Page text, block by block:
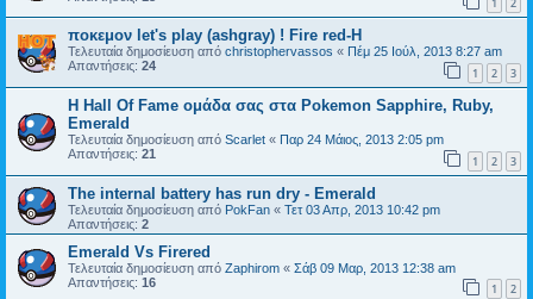
1 2
ποκεμον let's play (ashgray) ! Fire red-H
Τελευταία δημοσίευση από christophervassos « Πέμ 25 Ιούλ, 2013 8:27 am
Απαντήσεις: 24 1 2 3
Η Hall Of Fame ομάδα σας στα Pokemon Sapphire, Ruby,
Emerald
Τελευταία δημοσίευση από Scarlet « Παρ 24 Μάιος, 2013 2:05 pm
Απαντήσεις: 21 1 2 3
The internal battery has run dry - Emerald
Τελευταία δημοσίευση από PokFan « Τετ 03 Απρ, 2013 10:42 pm
Απαντήσεις: 2
Emerald Vs Firered
Τελευταία δημοσίευση από Zaphirom « Σάβ 09 Μαρ, 2013 12:38 am
Απαντήσεις: 16 1 2